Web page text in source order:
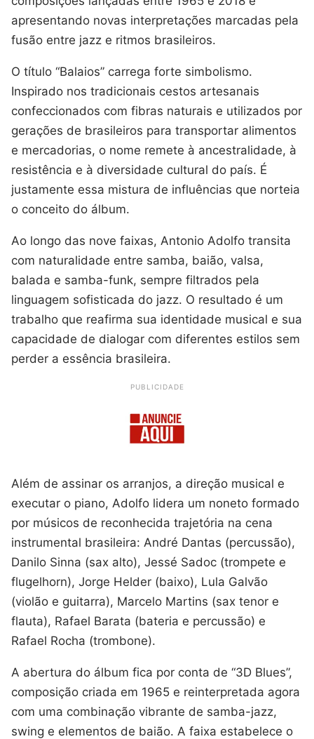
apresentando novas interpretações marcadas pela
fusão entre jazz e ritmos brasileiros.
O título “Balaios” carrega forte simbolismo.
Inspirado nos tradicionais cestos artesanais
confeccionados com fibras naturais e utilizados por
gerações de brasileiros para transportar alimentos
e mercadorias, o nome remete à ancestralidade, à
resistência e à diversidade cultural do país. É
justamente essa mistura de influências que norteia
o conceito do álbum.
Ao longo das nove faixas, Antonio Adolfo transita
com naturalidade entre samba, baião, valsa,
balada e samba-funk, sempre filtrados pela
linguagem sofisticada do jazz. O resultado é um
trabalho que reafirma sua identidade musical e sua
capacidade de dialogar com diferentes estilos sem
perder a essência brasileira.
PUBLICIDADE
Além de assinar os arranjos, a direção musical e
executar o piano, Adolfo lidera um noneto formado
por músicos de reconhecida trajetória na cena
instrumental brasileira: André Dantas (percussão),
Danilo Sinna (sax alto), Jessé Sadoc (trompete e
flugelhorn), Jorge Helder (baixo), Lula Galvão
(violão e guitarra), Marcelo Martins (sax tenor e
flauta), Rafael Barata (bateria e percussão) e
Rafael Rocha (trombone).
A abertura do álbum fica por conta de “3D Blues”,
composição criada em 1965 e reinterpretada agora
com uma combinação vibrante de samba-jazz,
swing e elementos de baião. A faixa estabelece o